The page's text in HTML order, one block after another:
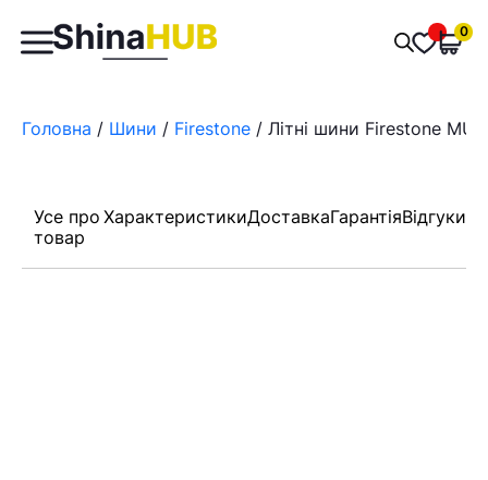
Пошук
товарів
0
Головна / Шини / Firestone / Літні шини Firestone
Усе про
товар
ХарактеристикиДоставкаГарантіяВідгуки